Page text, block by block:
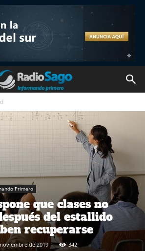
Primero
que clases no
del estallido
recuperarse
de 2019 342